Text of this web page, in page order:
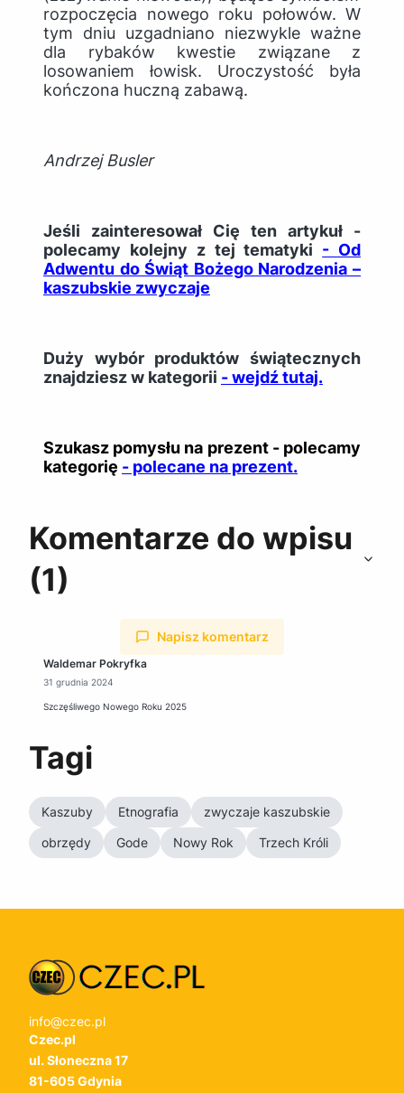
rozpoczęcia nowego roku połowów. W
tym dniu uzgadniano niezwykle ważne
dla rybaków kwestie związane z
losowaniem łowisk. Uroczystość była
kończona huczną zabawą.
Andrzej Busler
Jeśli zainteresował Cię ten artykuł -
polecamy kolejny z tej tematyki - Od
Adwentu do Świąt Bożego Narodzenia –
kaszubskie zwyczaje
Duży wybór produktów świątecznych
znajdziesz w kategorii - wejdź tutaj.
Szukasz pomysłu na prezent - polecamy
kategorię - polecane na prezent.
Komentarze do wpisu
(1)
Napisz komentarz
Waldemar Pokryfka
31 grudnia 2024
Szczęśliwego Nowego Roku 2025
Tagi
Kaszuby Etnografia
zwyczaje kaszubskie
obrzędy
Gode Nowy Rok Trzech Króli
info@czec.pl
Czec.pl
ul. Słoneczna 17
81-605 Gdynia